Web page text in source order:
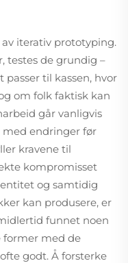
iterativ prototyping.
testes de grundig –
til kassen, hvor
om folk faktisk kan
går vanligvis
endringer før
kravene til
kompromisset
og samtidig
kan produsere, er
funnet noen
former med de
godt. Å forsterke